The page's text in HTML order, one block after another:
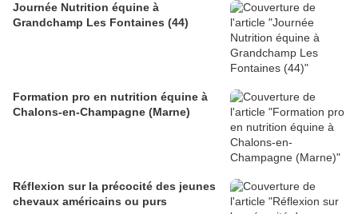
Journée Nutrition équine à
Grandchamp Les Fontaines (44)
Formation pro en nutrition équine à
Chalons-en-Champagne (Marne)
Réflexion sur la précocité des jeunes
chevaux américains ou purs